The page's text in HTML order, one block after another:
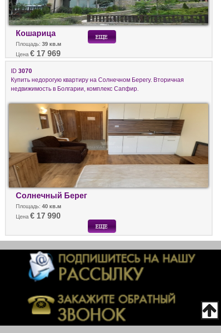
Кошарица
Площадь: 39 кв.м
Цена € 17 969
ID 3070
Купить недорогую квартиру на Солнечном Берегу. Вторичная
недвижимость в Болгарии, комплекс Сапфир.
Солнечный Берег
Площадь: 40 кв.м
Цена € 17 990